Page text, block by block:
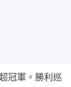
冠軍。勝利巡